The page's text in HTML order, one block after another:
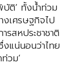
บัติ’ ทั้งน้ำท่วม
เศรษฐกิจไป
รสหประชาชาติ
แน่นอนว่าไทย
วม’